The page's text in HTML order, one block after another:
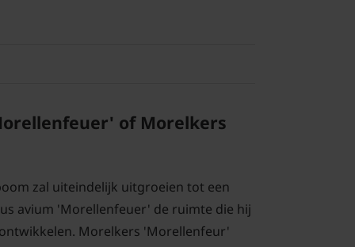
of Morelkers
zal uiteindelijk uitgroeien tot een
avium 'Morellenfeuer' de ruimte die hij
Morelkers 'Morellenfeur'